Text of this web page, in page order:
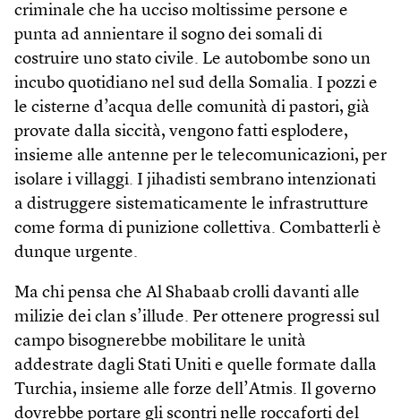
criminale che ha ucciso moltissime persone e
punta ad annientare il sogno dei somali di
costruire uno stato civile. Le autobombe sono un
incubo quotidiano nel sud della Somalia. I pozzi e
le cisterne d’acqua delle comunità di pastori, già
provate dalla siccità, vengono fatti esplodere,
insieme alle antenne per le telecomunicazioni, per
isolare i villaggi. I jihadisti sembrano intenzionati
a distruggere sistematicamente le infrastrutture
come forma di punizione collettiva. Combatterli è
dunque urgente.
Ma chi pensa che Al Shabaab crolli davanti alle
milizie dei clan s’illude. Per ottenere progressi sul
campo bisognerebbe mobilitare le unità
addestrate dagli Stati Uniti e quelle formate dalla
Turchia, insieme alle forze dell’Atmis. Il governo
dovrebbe portare gli scontri nelle roccaforti del